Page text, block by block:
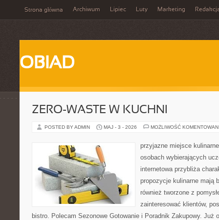
Strona główna Archiwum Lipiec Luty Marketing
OBIAD
ZERO-WASTE W KUCHNI
POSTED BY ADMIN MAJ - 3 - 2026 MOŻLIWOŚĆ
przyjazne miejsce
osobach wybierających
internetowa przybliża
propozycje kulinarne mają
również tworzone z
zainteresować klientów,
bistro. Polecam Sezonowe Gotowanie i Poradnik Zakupowy. Już